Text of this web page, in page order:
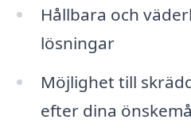
Hållbara och
lösningar
Möjlighet till
efter dina